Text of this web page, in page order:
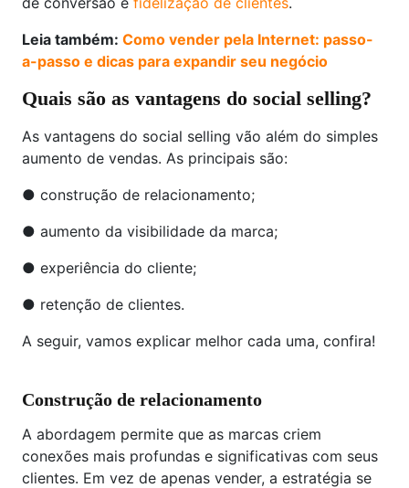
Leia também: Como vender pela Internet: passo-
a-passo e dicas para expandir seu negócio
Quais são as vantagens do social selling?
As vantagens do social selling vão além do simples
aumento de vendas. As principais são:
● construção de relacionamento;
● aumento da visibilidade da marca;
● experiência do cliente;
● retenção de clientes.
A seguir, vamos explicar melhor cada uma, confira!
Construção de relacionamento
A abordagem permite que as marcas criem
conexões mais profundas e significativas com seus
clientes. Em vez de apenas vender, a estratégia se